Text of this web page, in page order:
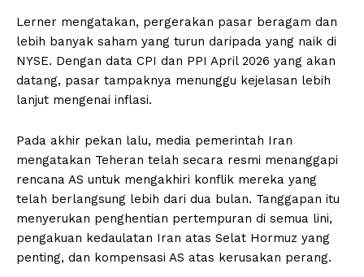
Lerner mengatakan, pergerakan pasar beragam dan
lebih banyak saham yang turun daripada yang naik di
NYSE. Dengan data CPI dan PPI April 2026 yang akan
datang, pasar tampaknya menunggu kejelasan lebih
lanjut mengenai inflasi.
Pada akhir pekan lalu, media pemerintah Iran
mengatakan Teheran telah secara resmi menanggapi
rencana AS untuk mengakhiri konflik mereka yang
telah berlangsung lebih dari dua bulan. Tanggapan itu
menyerukan penghentian pertempuran di semua lini,
pengakuan kedaulatan Iran atas Selat Hormuz yang
penting, dan kompensasi AS atas kerusakan perang.